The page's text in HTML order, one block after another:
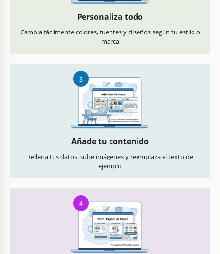
Personaliza todo
Cambia fácilmente colores, fuentes y diseños según tu estilo o
marca
3
Añade tu contenido
Rellena tus datos, sube imágenes y reemplaza el texto de
ejemplo
4